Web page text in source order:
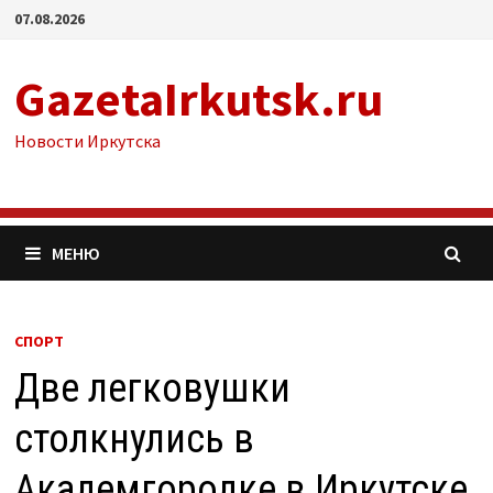
Перейти
07.08.2026
GazetaIrkutsk.ru
Новости Иркутска
МЕНЮ
СПОРТ
Две легковушки
столкнулись в